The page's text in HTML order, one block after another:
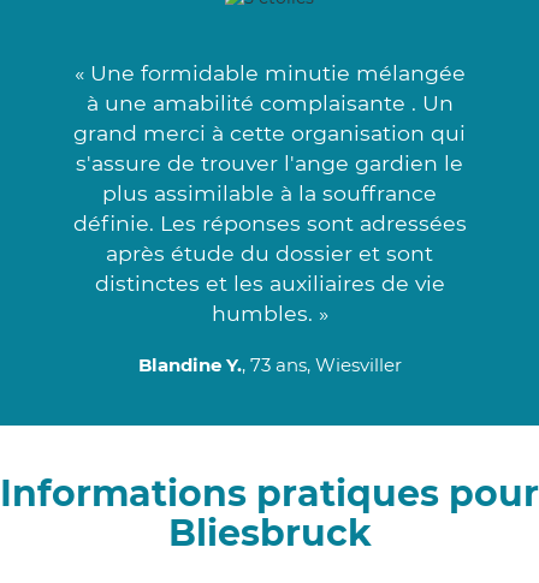
« Une formidable minutie mélangée
à une amabilité complaisante . Un
grand merci à cette organisation qui
s'assure de trouver l'ange gardien le
plus assimilable à la souffrance
définie. Les réponses sont adressées
après étude du dossier et sont
distinctes et les auxiliaires de vie
humbles. »
Blandine Y., 73 ans, Wiesviller
Informations pratiques pour
Bliesbruck